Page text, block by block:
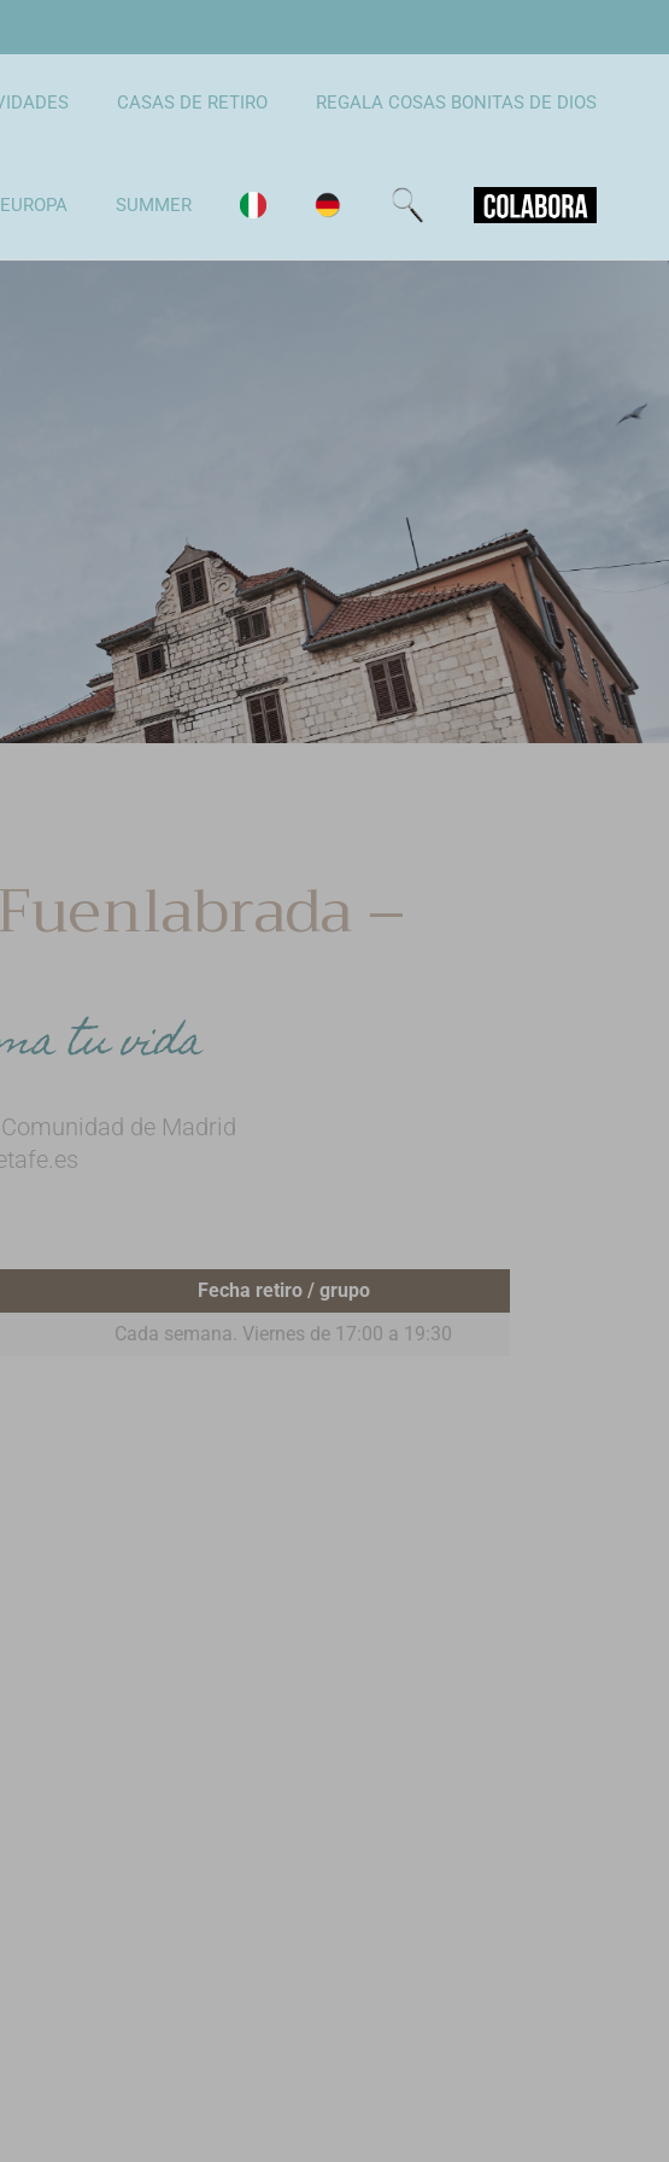
CASAS DE RETIRO REGALA COSAS BONITAS DE DIOS
EUROPA SUMMER
–
tu vida
de Madrid
Fecha retiro / grupo
Cada semana. Viernes de 17:00 a 19:30